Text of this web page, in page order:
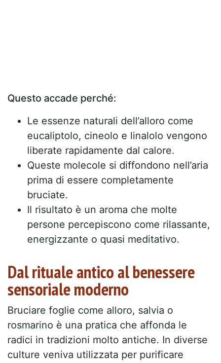
Questo accade perché:
Le essenze naturali dell’alloro come
eucaliptolo, cineolo e linalolo vengono
liberate rapidamente dal calore.
Queste molecole si diffondono nell’aria
prima di essere completamente
bruciate.
Il risultato è un aroma che molte
persone percepiscono come rilassante,
energizzante o quasi meditativo.
Dal rituale antico al benessere
sensoriale moderno
Bruciare foglie come alloro, salvia o
rosmarino è una pratica che affonda le
radici in tradizioni molto antiche. In diverse
culture veniva utilizzata per purificare